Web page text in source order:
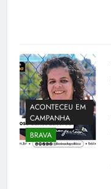
ACONTECEU EM
CAMPANHA
BRAVA